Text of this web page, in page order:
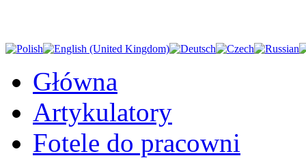
Główna
Artykulatory
Fotele do pracowni